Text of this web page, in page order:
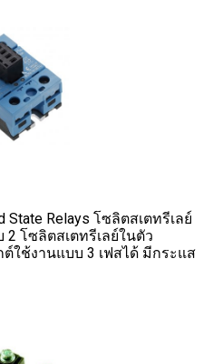
State Relays โซลิตสเตทรีเลย์
โซลิตสเตทรีเลย์ในตัว
ใช้งานแบบ 3 เฟสได้ มีกระแส